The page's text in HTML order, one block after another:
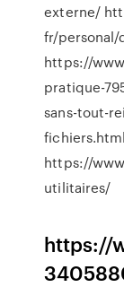
externe/
fr/personal/
https://
pratique-
sans-tout-
fichiers.html
https://
utilitaires/
https://